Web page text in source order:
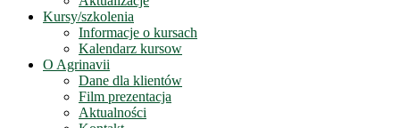
Kursy/szkolenia
Informacje o kursach
Kalendarz kursow
O Agrinavii
Dane dla klientów
Film prezentacja
Aktualności